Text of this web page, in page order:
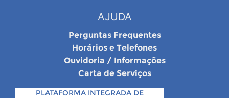
AJUDA
Perguntas Frequentes
Horários e Telefones
Ouvidoria / Informações
Carta de Serviços
PLATAFORMA INTEGRADA DE